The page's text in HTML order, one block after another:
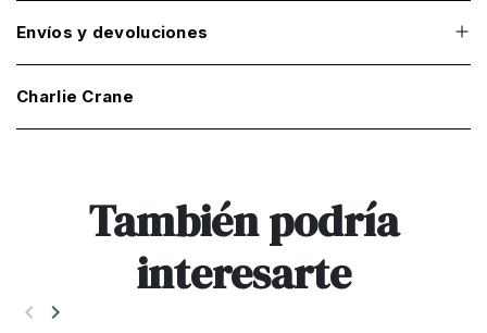
Envíos y devoluciones
Charlie Crane
También podría
interesarte
Anterior
keyboard_arrow_left Siguiente
keyboard_arrow_right